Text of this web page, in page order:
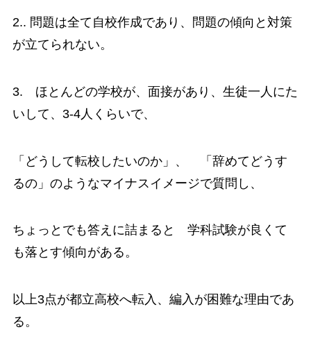
2.. 問題は全て自校作成であり、問題の傾向と対策
が立てられない。
3. ほとんどの学校が、面接があり、生徒一人にた
いして、3-4人くらいで、
「どうして転校したいのか」、 「辞めてどうす
るの」のようなマイナスイメージで質問し、
ちょっとでも答えに詰まると 学科試験が良くて
も落とす傾向がある。
以上3点が都立高校へ転入、編入が困難な理由であ
る。